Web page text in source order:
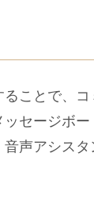
ことで、コ
セージボ
声アシス